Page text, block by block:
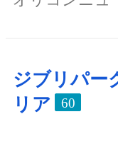
ジブリパー
リア
60